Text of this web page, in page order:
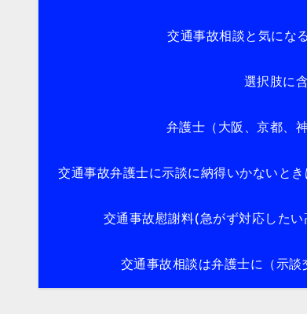
交通事故相談と気にな
選択肢に
弁護士（大阪、京都、
交通事故弁護士に示談に納得いかないとき
交通事故慰謝料(急がず対応したい
交通事故相談は弁護士に（示談